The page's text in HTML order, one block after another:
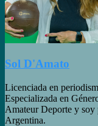
Sol D'Amato
Licenciada en
Especializada en
Amateur Deporte y
Argentina.